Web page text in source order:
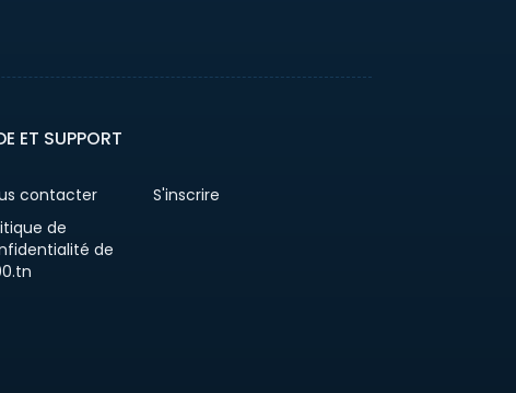
ET SUPPORT
contacter
S'inscrire
de
de